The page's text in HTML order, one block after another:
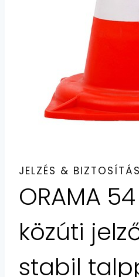
JELZÉS & BIZTOSÍTÁS
ORAMA
közúti
stabil